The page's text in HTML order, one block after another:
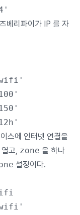
베리파이가 IP 를 자
스에 인터넷 연결을
고, zone 을 하나
설정이다.